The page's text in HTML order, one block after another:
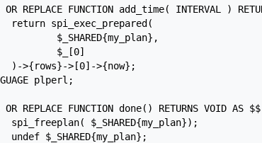
OR REPLACE FUNCTION add_time( INTERVAL )
return spi_exec_prepared(
$_SHARED{my_plan},
$_[0]
)->{rows}->[0]->{now};
plperl;
OR REPLACE FUNCTION done() RETURNS VOID AS $$
spi_freeplan( $_SHARED{my_plan});
undef $_SHARED{my_plan};